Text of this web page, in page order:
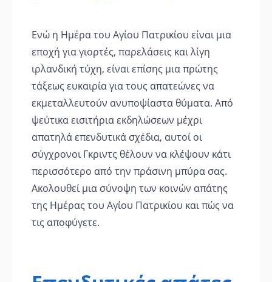
Ενώ η Ημέρα του Αγίου Πατρικίου είναι μια
εποχή για γιορτές, παρελάσεις και λίγη
ιρλανδική τύχη, είναι επίσης μια πρώτης
τάξεως ευκαιρία για τους απατεώνες να
εκμεταλλευτούν ανυποψίαστα θύματα. Από
ψεύτικα εισιτήρια εκδηλώσεων μέχρι
απατηλά επενδυτικά σχέδια, αυτοί οι
σύγχρονοι Γκριντς θέλουν να κλέψουν κάτι
περισσότερο από την πράσινη μπύρα σας.
Ακολουθεί μια σύνοψη των κοινών απάτης
της Ημέρας του Αγίου Πατρικίου και πώς να
τις αποφύγετε.